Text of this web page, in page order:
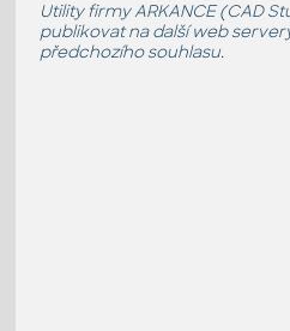
Utility firmy ARKANCE (CAD
publikovat na další web
předchozího souhlasu.